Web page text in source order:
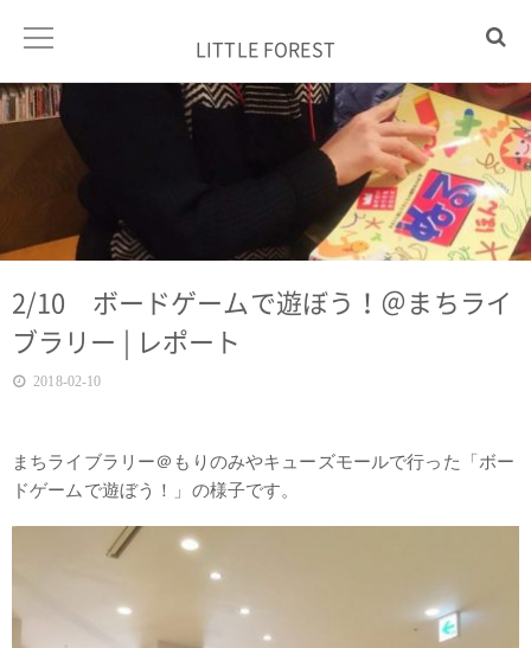
LITTLE FOREST
2/10 ボードゲームで遊ぼう！＠まちライ
ブラリー | レポート
2018-02-10
まちライブラリー＠もりのみやキューズモールで行った「ボー
ドゲームで遊ぼう！」の様子です。